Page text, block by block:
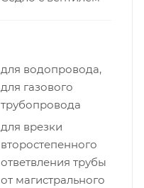
для водопровода,
для газового
трубопровода
для врезки
второстепенного
ответвления трубы
от магистрального